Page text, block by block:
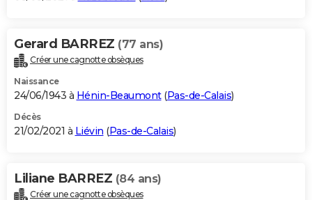
Gerard BARREZ (77 ans)
Créer une cagnotte obsèques
Naissance
24/06/1943 à Hénin-Beaumont(Pas-de-Calais)
Décès
21/02/2021 à Liévin (Pas-de-Calais)
Liliane BARREZ (84 ans)
Créer une cagnotte obsèques